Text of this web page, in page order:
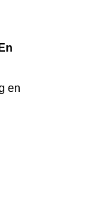
en